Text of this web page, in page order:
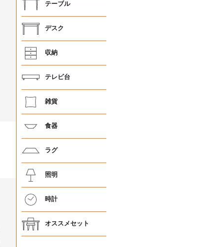
テーブル
デスク
収納
テレビ台
雑貨
食器
ラグ
照明
時計
オススメセット